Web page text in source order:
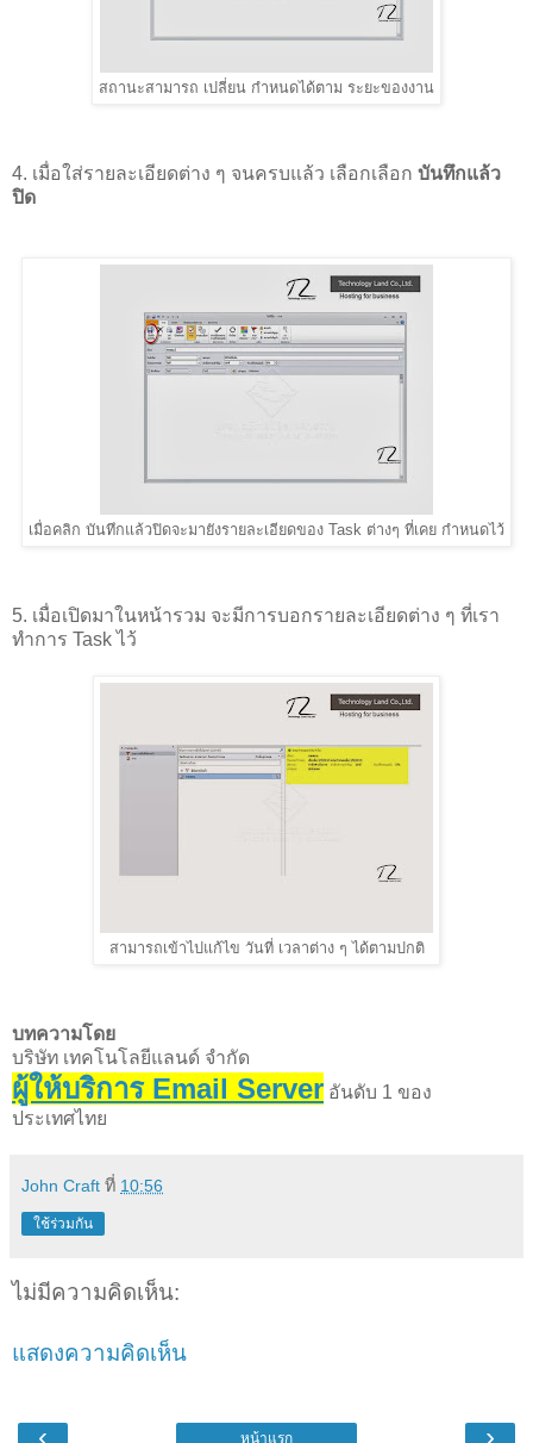
สถานะสามารถ เปลี่ยน กำหนดได้ตาม ระยะของงาน
4. เมื่อใส่รายละเอียดต่าง ๆ จนครบแล้ว เลือกเลือก บันทึกแล้ว
ปิด
เมื่อคลิก บันทึกแล้วปิดจะมายังรายละเอียดของ Task ต่างๆ ที่เคย กำหนดไว้
5. เมื่อเปิดมาในหน้ารวม จะมีการบอกรายละเอียดต่าง ๆ ที่เรา
ทำการ Task ไว้
สามารถเข้าไปแก้ไข วันที่ เวลาต่าง ๆ ได้ตามปกติ
บทความโดย
บริษัท เทคโนโลยีแลนด์ จำกัด
ผู้ให้บริการ Email Server อันดับ 1 ของ
ประเทศไทย
John Craft ที่ 10:56
ใช้ร่วมกัน
ไม่มีความคิดเห็น:
แสดงความคิดเห็น
หน้าแรก